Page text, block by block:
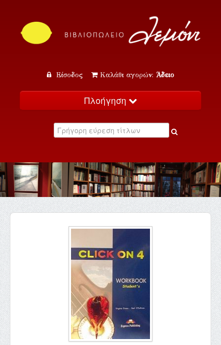
Είσοδος Καλάθι αγορών: Άδειο
Πλοήγηση
Κατάλογος
Εκδηλώσεις
Επικοινωνία